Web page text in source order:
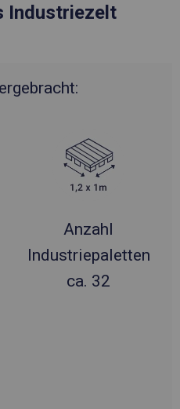
Industriezelt
Anzahl
Industriepaletten
ca. 32